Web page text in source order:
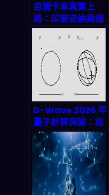
自駕卡車真實上
路：印第安納與俄
亥俄州聯合試驗揭
示 2026 年物流革
D-Wave 2026 年
量子計算突破：從
實驗室到商業應用
的震撼跨越